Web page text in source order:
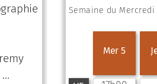
…
Semaine du Mercredi
Mer 5